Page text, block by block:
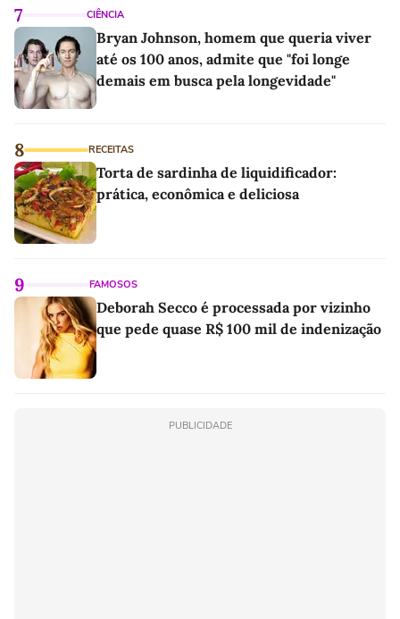
7 CIÊNCIA
Bryan Johnson, homem que queria viver
até os 100 anos, admite que "foi longe
demais em busca pela longevidade"
8 RECEITAS
Torta de sardinha de liquidificador:
prática, econômica e deliciosa
9 FAMOSOS
Deborah Secco é processada por vizinho
que pede quase R$ 100 mil de indenização
PUBLICIDADE